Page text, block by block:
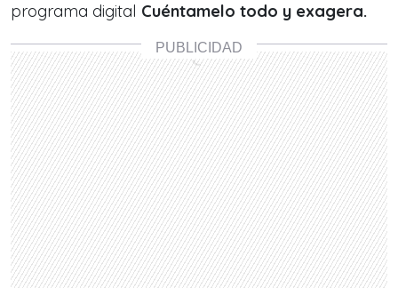
programa digital Cuéntamelo todo y exagera.